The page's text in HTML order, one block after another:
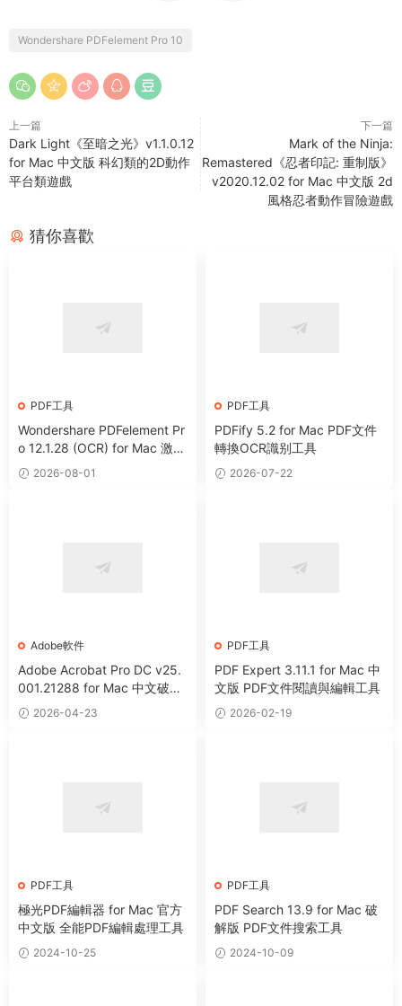
Wondershare PDFelement Pro 10
上一篇
Dark Light《至暗之光》v1.1.0.12
for Mac 中文版 科幻類的2D動作
平台類遊戲
下一篇
Mark of the Ninja:
Remastered《忍者印記: 重制版》
v2020.12.02 for Mac 中文版 2d
風格忍者動作冒險遊戲
猜你喜歡
PDF工具
Wondershare PDFelement Pr
o 12.1.28 (OCR) for Mac 激活
版 PDF編輯注釋轉換工具
2026-08-01
PDF工具
PDFify 5.2 for Mac PDF文件
轉換OCR識别工具
2026-07-22
Adobe軟件
Adobe Acrobat Pro DC v25.
001.21288 for Mac 中文破解
版 PDF文件編輯和閱讀工具
2026-04-23
PDF工具
PDF Expert 3.11.1 for Mac 中
文版 PDF文件閱讀與編輯工具
2026-02-19
PDF工具
極光PDF編輯器 for Mac 官方
中文版 全能PDF編輯處理工具
2024-10-25
PDF工具
PDF Search 13.9 for Mac 破
解版 PDF文件搜索工具
2024-10-09